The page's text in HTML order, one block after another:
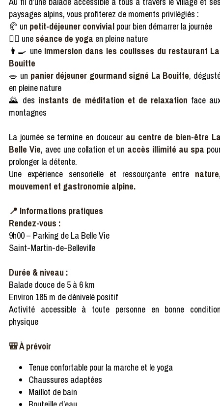
paysages alpins, vous profiterez de moments privilégiés :
🥐 un petit-déjeuner convivial pour bien démarrer la journée
🧘‍♀️ une séance de yoga en pleine nature
👨‍🍳 une immersion dans les coulisses du restaurant La
Bouitte
🥗 un panier déjeuner gourmand signé La Bouitte,
en pleine nature
🌄 des instants de méditation et de relaxation face
montagnes
La journée se termine en douceur au centre de bien-être
Belle Vie, avec une collation et un accès illimité au spa
prolonger la détente.
Une expérience sensorielle et ressourçante entre
mouvement et gastronomie alpine.
📍 Informations pratiques
Rendez-vous :
9h00 – Parking de La Belle Vie
Saint-Martin-de-Belleville
Durée & niveau :
Balade douce de 5 à 6 km
Environ 165 m de dénivelé positif
Activité accessible à toute personne en bonne
physique
🎒 À prévoir
Tenue confortable pour la marche et le yoga
Chaussures adaptées
Maillot de bain